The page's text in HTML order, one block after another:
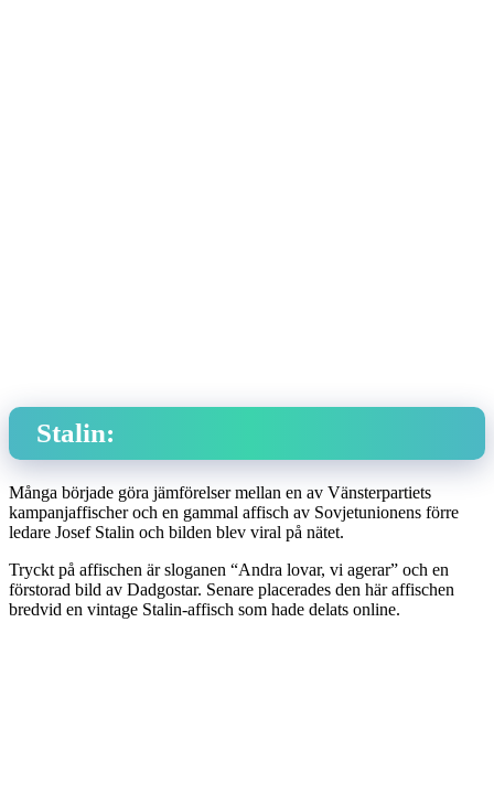
Stalin:
Många började göra jämförelser mellan en av Vänsterpartiets
kampanjaffischer och en gammal affisch av Sovjetunionens förre
ledare Josef Stalin och bilden blev viral på nätet.
Tryckt på affischen är sloganen “Andra lovar, vi agerar” och en
förstorad bild av Dadgostar. Senare placerades den här affischen
bredvid en vintage Stalin-affisch som hade delats online.